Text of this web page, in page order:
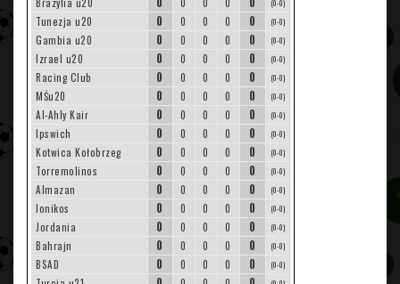
(0-0)
Tunezja u20 0 0 0 0 0 (0-0)
Gambia u20 0 0 0 0 0 (0-0)
Izrael u20 0 0 0 0 0 (0-0)
Racing Club 0 0 0 0 0 (0-0)
MŚu20 0 0 0 0 0 (0-0)
Al-Ahly Kair 0 0 0 0 0 (0-0)
Ipswich 0 0 0 0 0 (0-0)
Kotwica Kołobrzeg 0 0 0 0 0 (0-0)
Torremolinos 0 0 0 0 0 (0-0)
Almazan 0 0 0 0 0 (0-0)
Ionikos 0 0 0 0 0 (0-0)
Jordania 0 0 0 0 0 (0-0)
Bahrajn 0 0 0 0 0 (0-0)
BSAD 0 0 0 0 0 (0-0)